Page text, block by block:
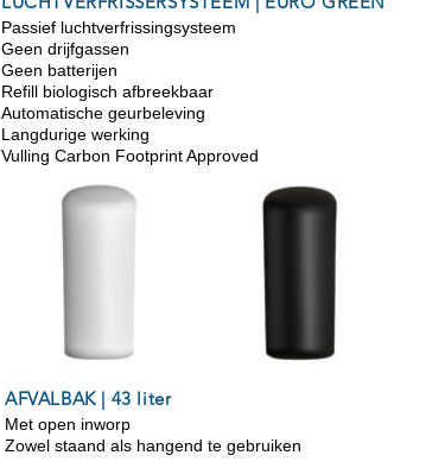
Passief luchtverfrissingsysteem
Geen drijfgassen
Geen batterijen
Refill biologisch afbreekbaar
Automatische geurbeleving
Langdurige werking
Vulling Carbon Footprint Approved
AFVALBAK | 43 liter
Met open inworp
Zowel staand als hangend te gebruiken